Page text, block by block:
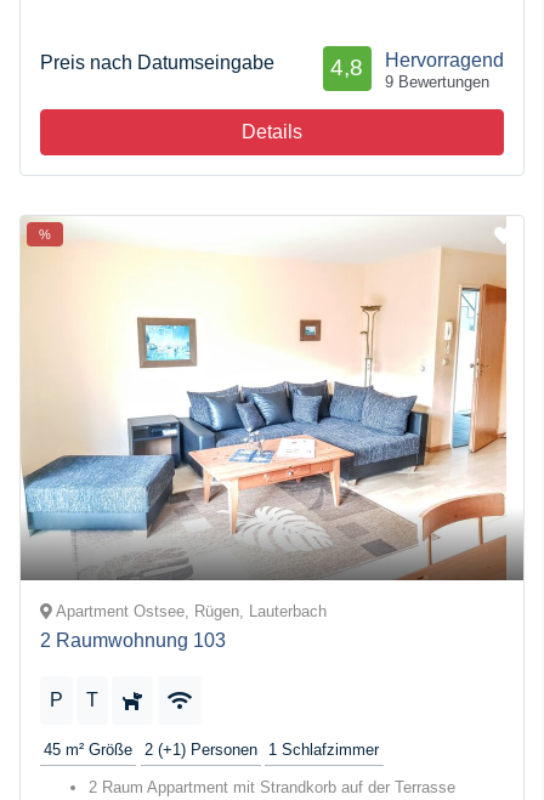
Preis nach Datumseingabe Hervorragend
4,8
9 Bewertungen
Details
%
Apartment Ostsee, Rügen, Lauterbach
2 Raumwohnung 103
P T
45 m² Größe 2 (+1) Personen 1 Schlafzimmer
2 Raum Appartment mit Strandkorb auf der Terrasse